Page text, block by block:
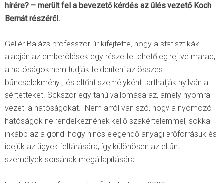
hírére? – merült fel a bevezető kérdés az ülés vezető Koch
Bernát részéről.
Gellér Balázs professzor úr kifejtette, hogy a statisztikák
alapján az emberölések egy része feltehetőleg rejtve marad,
a hatóságok nem tudják felderíteni az összes
bűncselekményt, és eltűnt személyként tarthatják nyilván a
sértetteket. Sokszor egy tanú vallomása az, amely nyomra
vezeti a hatóságokat. Nem arról van szó, hogy a nyomozó
hatóságok ne rendelkeznének kellő szakértelemmel, sokkal
inkább az a gond, hogy nincs elegendő anyagi erőforrásuk és
idejük az ügyek feltárására, így különösen az eltűnt
személyek sorsának megállapítására.